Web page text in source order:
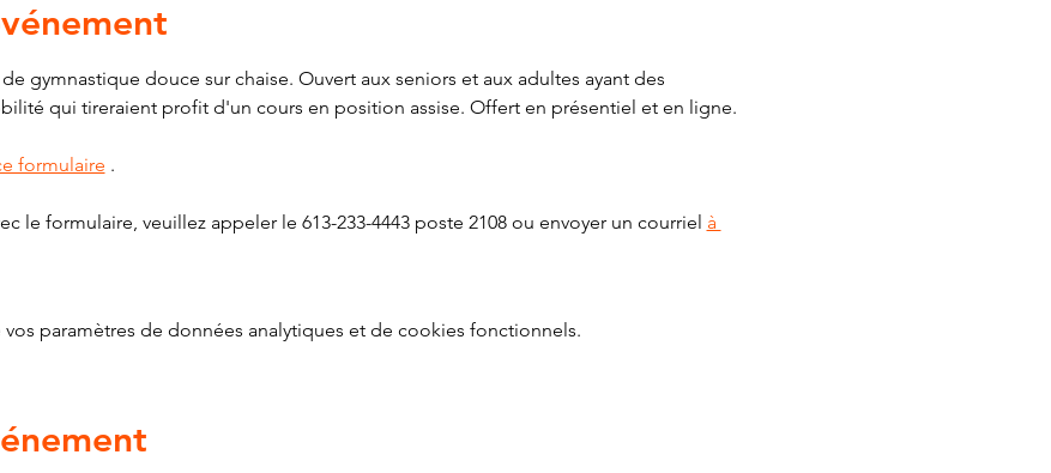
gymnastique douce sur chaise. Ouvert aux seniors et aux adultes ayant des
qui tireraient profit d'un cours en position assise. Offert en présentiel et en ligne.
formulaire .
le formulaire, veuillez appeler le 613-233-4443 poste 2108 ou envoyer un courriel à
paramètres de données analytiques et de cookies fonctionnels.